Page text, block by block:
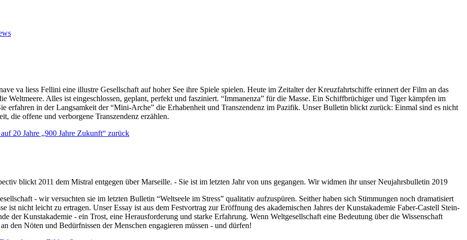
va liess Fellini eine illustre Gesellschaft auf hoher See ihre Spiele spielen. Heute im Zeitalter der Kreuzfahrtschiffe erinnert der Film an das
Weltmeere. Alles ist eingeschlossen, geplant, perfekt und fasziniert. “Immanenza” für die Masse. Ein Schiffbrüchiger und Tiger kämpfen im
erfahren in der Langsamkeit der “Mini-Arche” die Erhabenheit und Transzendenz im Pazifik. Unser Bulletin blickt zurück: Einmal sind es nicht
die offene und verborgene Transzendenz erzählen.
20 Jahre „900 Jahre Zukunft“ zurück
blickt 2011 dem Mistral entgegen über Marseille. - Sie ist im letzten Jahr von uns gegangen. Wir widmen ihr unser Neujahrsbulletin 2019
- wir versuchten sie im letzten Bulletin “Weltseele im Stress” qualitativ aufzuspüren. Seither haben sich Stimmungen noch dramatisiert
nicht leicht zu ertragen. Unser Essay ist aus dem Festvortrag zur Eröffnung des akademischen Jahres der Kunstakademie Faber-Castell Stein-
der Kunstakademie - ein Trost, eine Herausforderung und starke Erfahrung. Wenn Weltgesellschaft eine Bedeutung über die Wissenschaft
den Nöten und Bedürfnissen der Menschen engagieren müssen - und dürfen!